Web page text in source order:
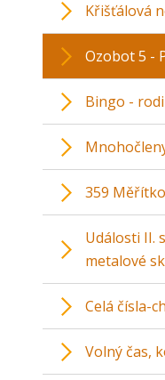
Křišťálová
Ozobot 5 -
Bingo -
359
Události II.
metalové
Celá čísla-
Volný čas,